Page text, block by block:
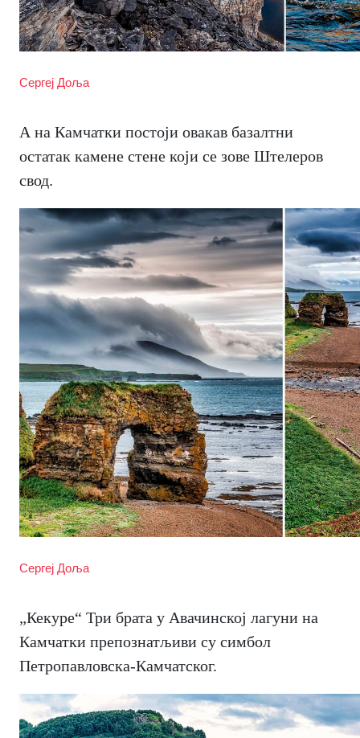
Сергеј Доља
А на Камчатки постоји овакав базалтни
остатак камене стене који се зове Штелеров
свод.
Сергеј Доља
„Кекуре“ Три брата у Авачинској лагуни на
Камчатки препознатљиви су симбол
Петропавловска-Камчатског.